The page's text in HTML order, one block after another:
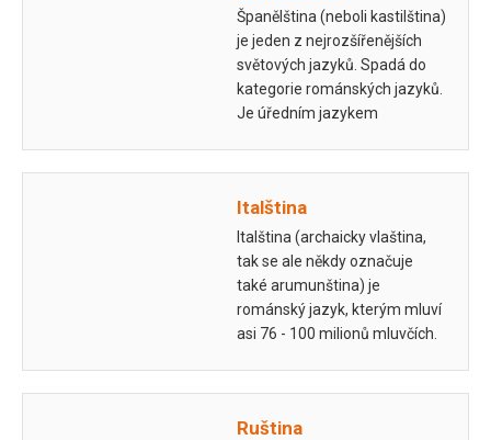
Španělština (neboli kastilština)
je jeden z nejrozšířenějších
světových jazyků. Spadá do
kategorie románských jazyků.
Je úředním jazykem
Italština
Italština (archaicky vlaština,
tak se ale někdy označuje
také arumunština) je
románský jazyk, kterým mluví
asi 76 - 100 milionů mluvčích.
Ruština